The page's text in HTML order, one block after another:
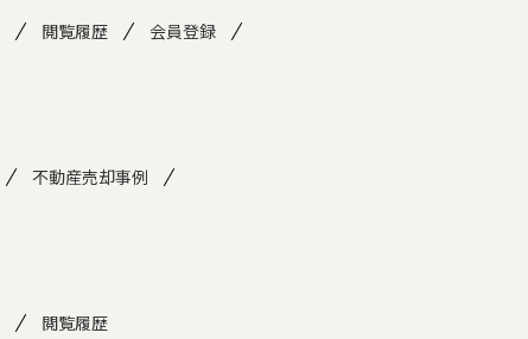
閲覧履歴
会員登録
不動産売却事例
閲覧履歴